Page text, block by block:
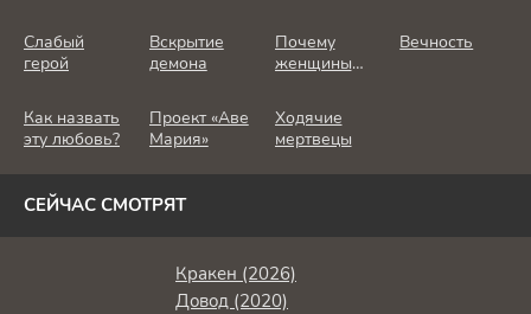
Слабый
герой
Вскрытие
демона
Почему
женщины
Вечность
Как назвать
эту любовь?
Проект «Аве
Мария»
Ходячие
мертвецы
СЕЙЧАС СМОТРЯТ
Кракен (2026)
Довод (2020)